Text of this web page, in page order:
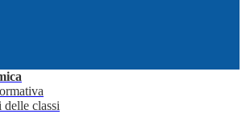
delle classi